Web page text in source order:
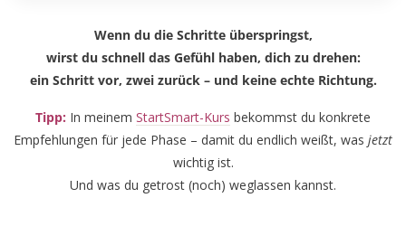
Wenn du die Schritte überspringst,
wirst du schnell das Gefühl haben, dich zu drehen:
ein Schritt vor, zwei zurück – und keine echte Richtung.
Tipp: In meinem StartSmart-Kurs bekommst du konkrete
Empfehlungen für jede Phase – damit du endlich weißt, was jetzt
wichtig ist.
Und was du getrost (noch) weglassen kannst.